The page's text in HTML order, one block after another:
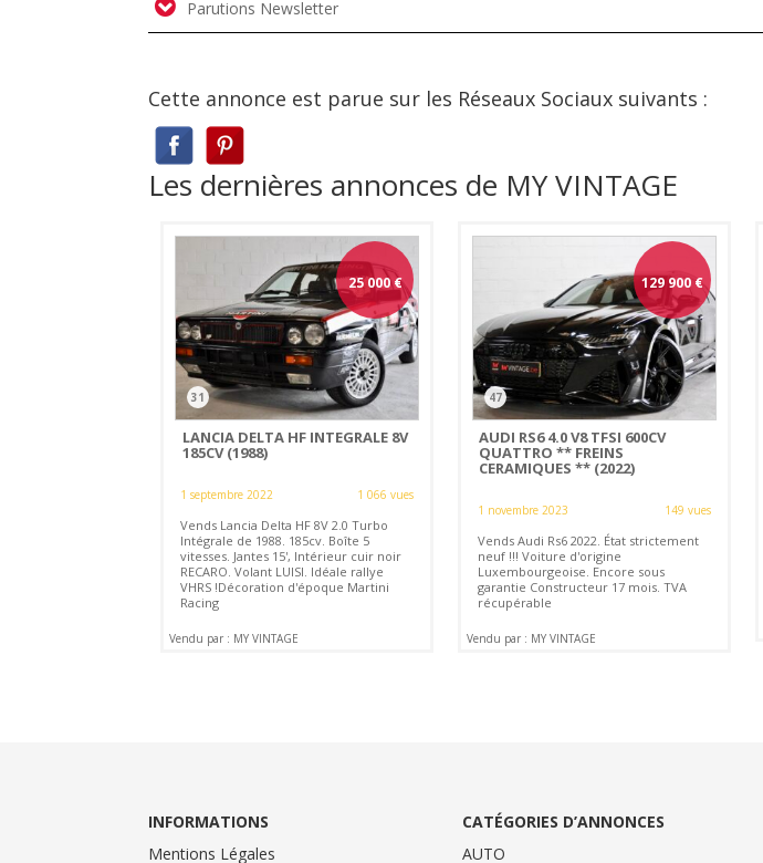
Parutions Newsletter
Cette annonce est parue sur les Réseaux Sociaux suivants :
Les dernières annonces de MY VINTAGE
25 000€
31
LANCIA DELTA HF INTEGRALE 8V
185CV (1988)
1 septembre 2022 1 066 vues
Vends Lancia Delta HF 8V 2.0 Turbo
Intégrale de 1988. 185cv. Boîte 5
vitesses. Jantes 15', Intérieur cuir noir
RECARO. Volant LUISI. Idéale rallye
VHRS !Décoration d'époque Martini
Racing
Vendu par : MY VINTAGE
129 900 €
47
AUDI RS6 4.0 V8 TFSI 600CV
QUATTRO ** FREINS
CERAMIQUES ** (2022)
1 novembre 2023 149 vues
Vends Audi Rs6 2022. État strictement
neuf !!! Voiture d'origine
Luxembourgeoise. Encore sous
garantie Constructeur 17 mois. TVA
récupérable
Vendu par : MY VINTAGE
INFORMATIONS
Mentions Légales
CATÉGORIES D’ANNONCES
AUTO